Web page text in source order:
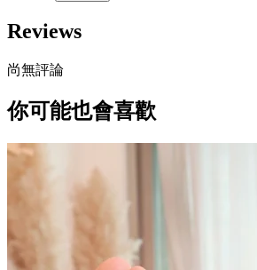
Reviews
尚無評論
你可能也會喜歡